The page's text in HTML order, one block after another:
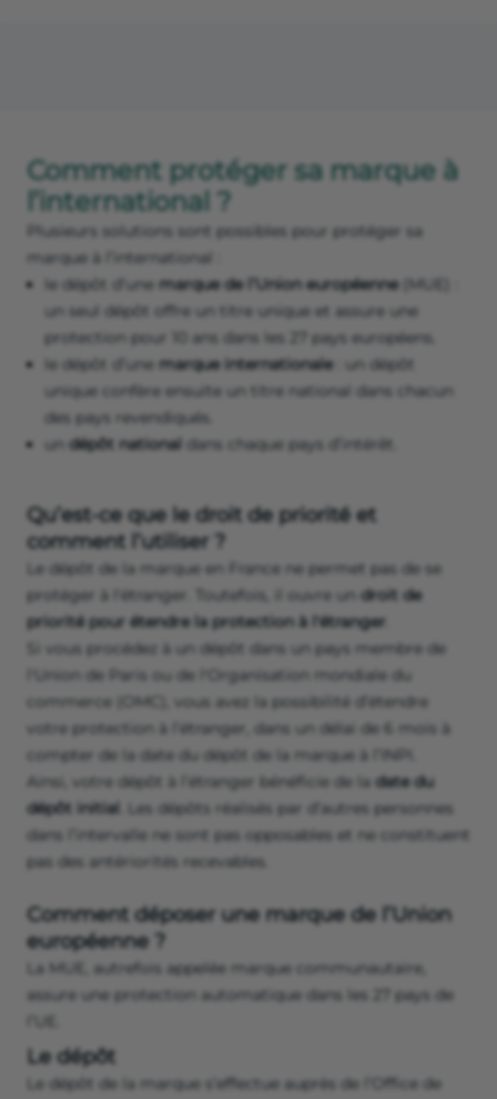
Comment protéger sa marque à
l’international ?
Plusieurs solutions sont possibles pour protéger sa
marque à l’international :
le dépôt d’une marque de l’Union européenne(MUE) :
un seul dépôt offre un titre unique et assure une
protection pour 10 ans dans les 27 pays européens.
le dépôt d’une marque internationale: un dépôt
unique confère ensuite un titre national dans chacun
des pays revendiqués.
un dépôt national dans chaque pays d’intérêt.
Qu’est‑ce que le droit de priorité et
comment l’utiliser ?
Le dépôt de la marque en France ne permet pas de se
protéger à l'étranger. Toutefois, il ouvre un droit de
priorité pour étendre la protection à l'étranger
Si vous procédez à un dépôt dans un pays membre de
l'Union de Paris ou de l'Organisation mondiale du
commerce (OMC), vous avez la possibilité d’étendre
votre protection à l’étranger, dans un délai de 6 mois à
compter de la date du dépôt de la marque à l’INPI.
Ainsi, votre dépôt à l’étranger bénéficie de la date du
dépôt initial . Les dépôts réalisés par d’autres personnes
dans l’intervalle ne sont pas opposables et ne constituent
pas des antériorités recevables.
Comment déposer une marque de l’Union
européenne ?
La MUE, autrefois appelée marque communautaire,
assure une protection automatique dans les 27 pays de
l’UE.
Le dépôt
Le dépôt de la marque s’effectue auprès de l’Office de